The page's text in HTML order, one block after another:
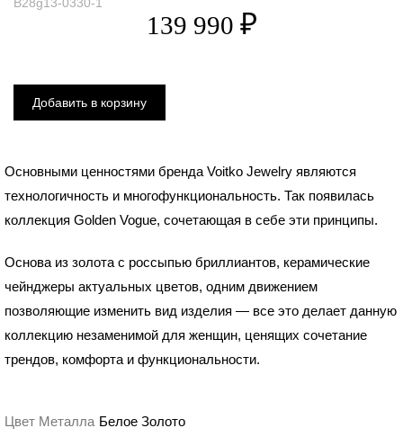
B28g13-0330-1
Основными ценностями бренда Voitko Jewelry являются
технологичность и многофункциональность. Так появилась
коллекция Golden Vogue, сочетающая в себе эти принципы.
Основа из золота с россыпью бриллиантов, керамические
чейнджеры актуальных цветов, одним движением
позволяющие изменить вид изделия — все это делает данную
коллекцию незаменимой для женщин, ценящих сочетание
трендов, комфорта и функциональности.
Цвет Металла Белое Золото